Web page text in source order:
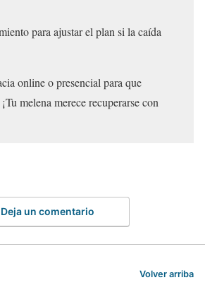
para ajustar el plan si la caída
online o presencial para que
melena merece recuperarse con
Deja un comentario
Volver arriba